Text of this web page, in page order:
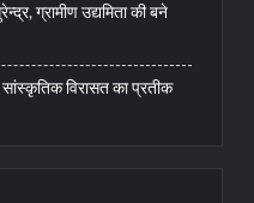
ग्रामीण उद्यमिता की बने
विरासत का प्रतीक